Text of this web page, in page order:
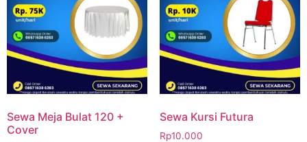
Sewa Meja Bulat 120 +
Cover
Sewa Kursi Futura
Rp10.000